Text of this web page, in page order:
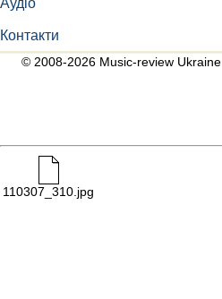
Аудіо
Контакти
© 2008-2026 Music-review Ukraine
110307_310.jpg